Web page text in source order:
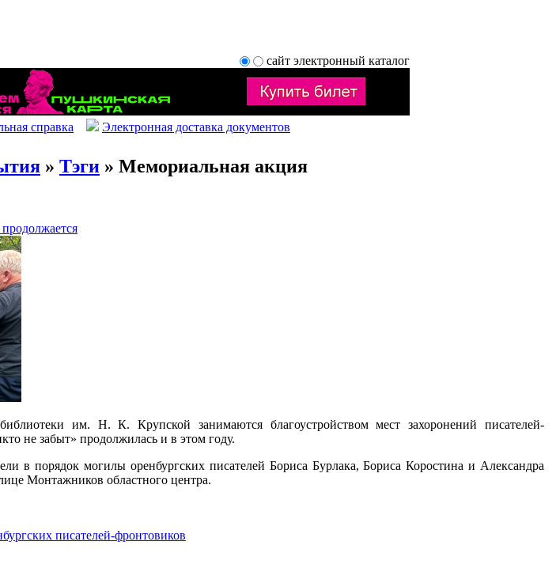
сайт электронный каталог
справка Электронная доставка документов
» Тэги » Мемориальная акция
им. Н. К. Крупской занимаются благоустройством мест захоронений писателей-
не забыт» продолжилась и в этом году.
в порядок могилы оренбургских писателей Бориса Бурлака, Бориса Коростина и Александра
Монтажников областного центра.
писателей-фронтовиков